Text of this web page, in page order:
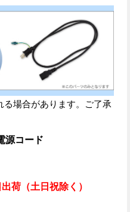
場合があります。ご了承
源コード
荷（土日祝除く）